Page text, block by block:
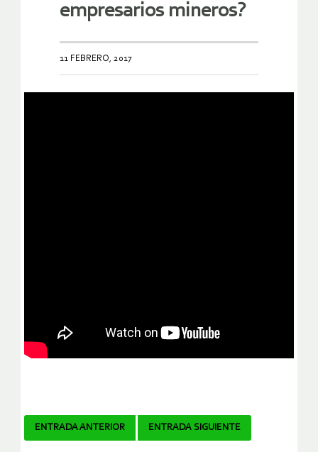
empresarios mineros?
11 FEBRERO, 2017
Navegador
ENTRADA ANTERIOR ENTRADA SIGUIENTE